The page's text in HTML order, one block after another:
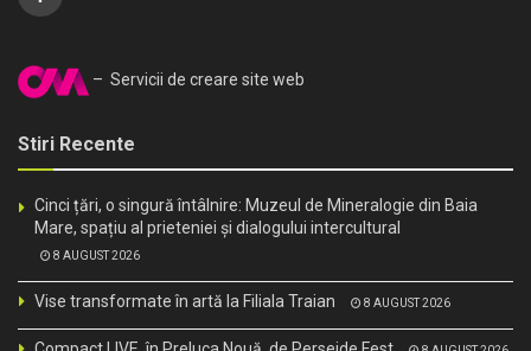
– Servicii de creare site web
Stiri Recente
Cinci țări, o singură întâlnire: Muzeul de Mineralogie din Baia
Mare, spațiu al prieteniei și dialogului intercultural
8 AUGUST 2026
Vise transformate în artă la Filiala Traian 8 AUGUST 2026